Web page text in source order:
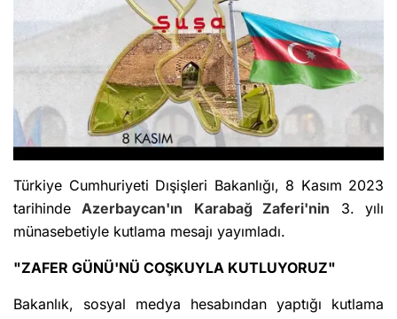
Türkiye Cumhuriyeti Dışişleri Bakanlığı, 8 Kasım 2023
tarihindeAzerbaycan'ın Karabağ Zaferi'nin 3. yılı
münasebetiyle kutlama mesajı yayımladı.
"ZAFER GÜNÜ'NÜ COŞKUYLA KUTLUYORUZ"
Bakanlık, sosyal medya hesabından yaptığı kutlama